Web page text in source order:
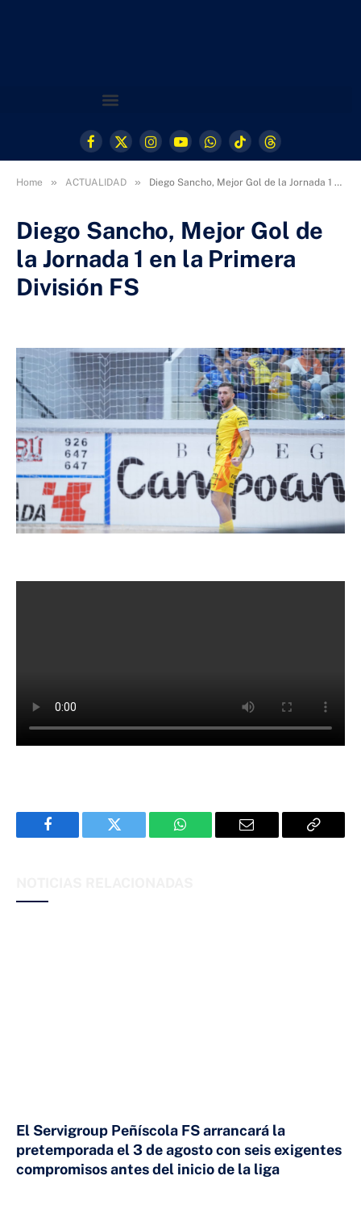
Facebook
X
(Twitter)
Instagram
YouTubeWhatsApp
TikTokThreads
Home » ACTUALIDAD » Diego Sancho, Mejor Gol de la Jornada 1 en la Primera División FS
Diego Sancho, Mejor Gol de
la Jornada 1 en la Primera
División FS
Facebook Twitter WhatsApp Email
Copy
El Servigroup Peñíscola FS arrancará la
pretemporada el 3 de agosto con seis exigentes
compromisos antes del inicio de la liga